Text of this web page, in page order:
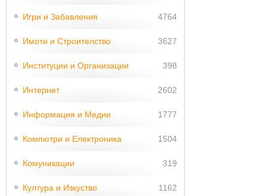
Игри и Забавления 4764
Имоти и Строителство 3627
Институции и Организации 398
Интернет 2602
Информация и Медии 1777
Компютри и Електроника 1504
Комуникации 319
Култура и Изкуство 1162